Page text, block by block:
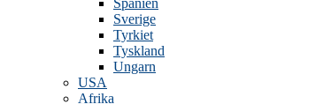
Spanien
Sverige
Tyrkiet
Tyskland
Ungarn
USA
Afrika